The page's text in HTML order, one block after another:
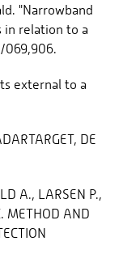
"Narrowband
in relation to a
069,906.
external to a
DE
A., LARSEN P.,
METHOD AND